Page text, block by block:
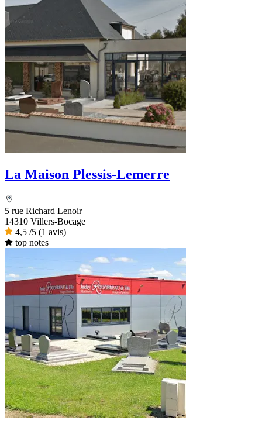
La Maison Plessis-Lemerre
5 rue Richard Lenoir
14310 Villers-Bocage
4,5 /5 (1 avis)
top notes